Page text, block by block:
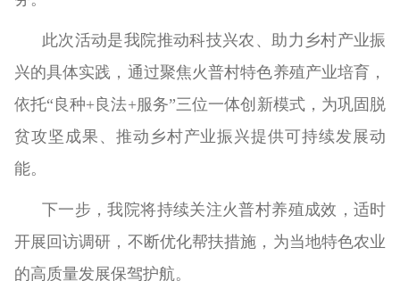
此次活动是我院推动科技兴农、助力乡村产业振
兴的具体实践，通过聚焦火普村特色养殖产业培育，
依托“良种+良法+服务”三位一体创新模式，为巩固脱
贫攻坚成果、推动乡村产业振兴提供可持续发展动
能。
下一步，我院将持续关注火普村养殖成效，适时
开展回访调研，不断优化帮扶措施，为当地特色农业
的高质量发展保驾护航。